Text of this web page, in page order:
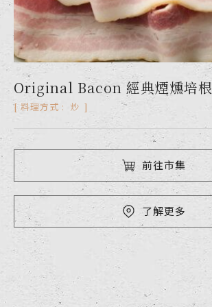
Original Bacon 經典煙燻培根
料理方式 : 炒
前往市集
了解更多